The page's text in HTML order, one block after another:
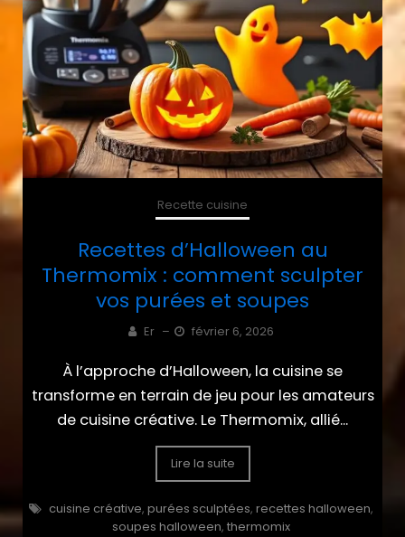
Recette cuisine
Recettes d’Halloween au
Thermomix : comment sculpter
vos purées et soupes
Er – février 6, 2026
À l’approche d’Halloween, la cuisine se
transforme en terrain de jeu pour les amateurs
de cuisine créative. Le Thermomix, allié...
Lire la suite
cuisine créative, purées sculptées, recettes halloween,
soupes halloween, thermomix